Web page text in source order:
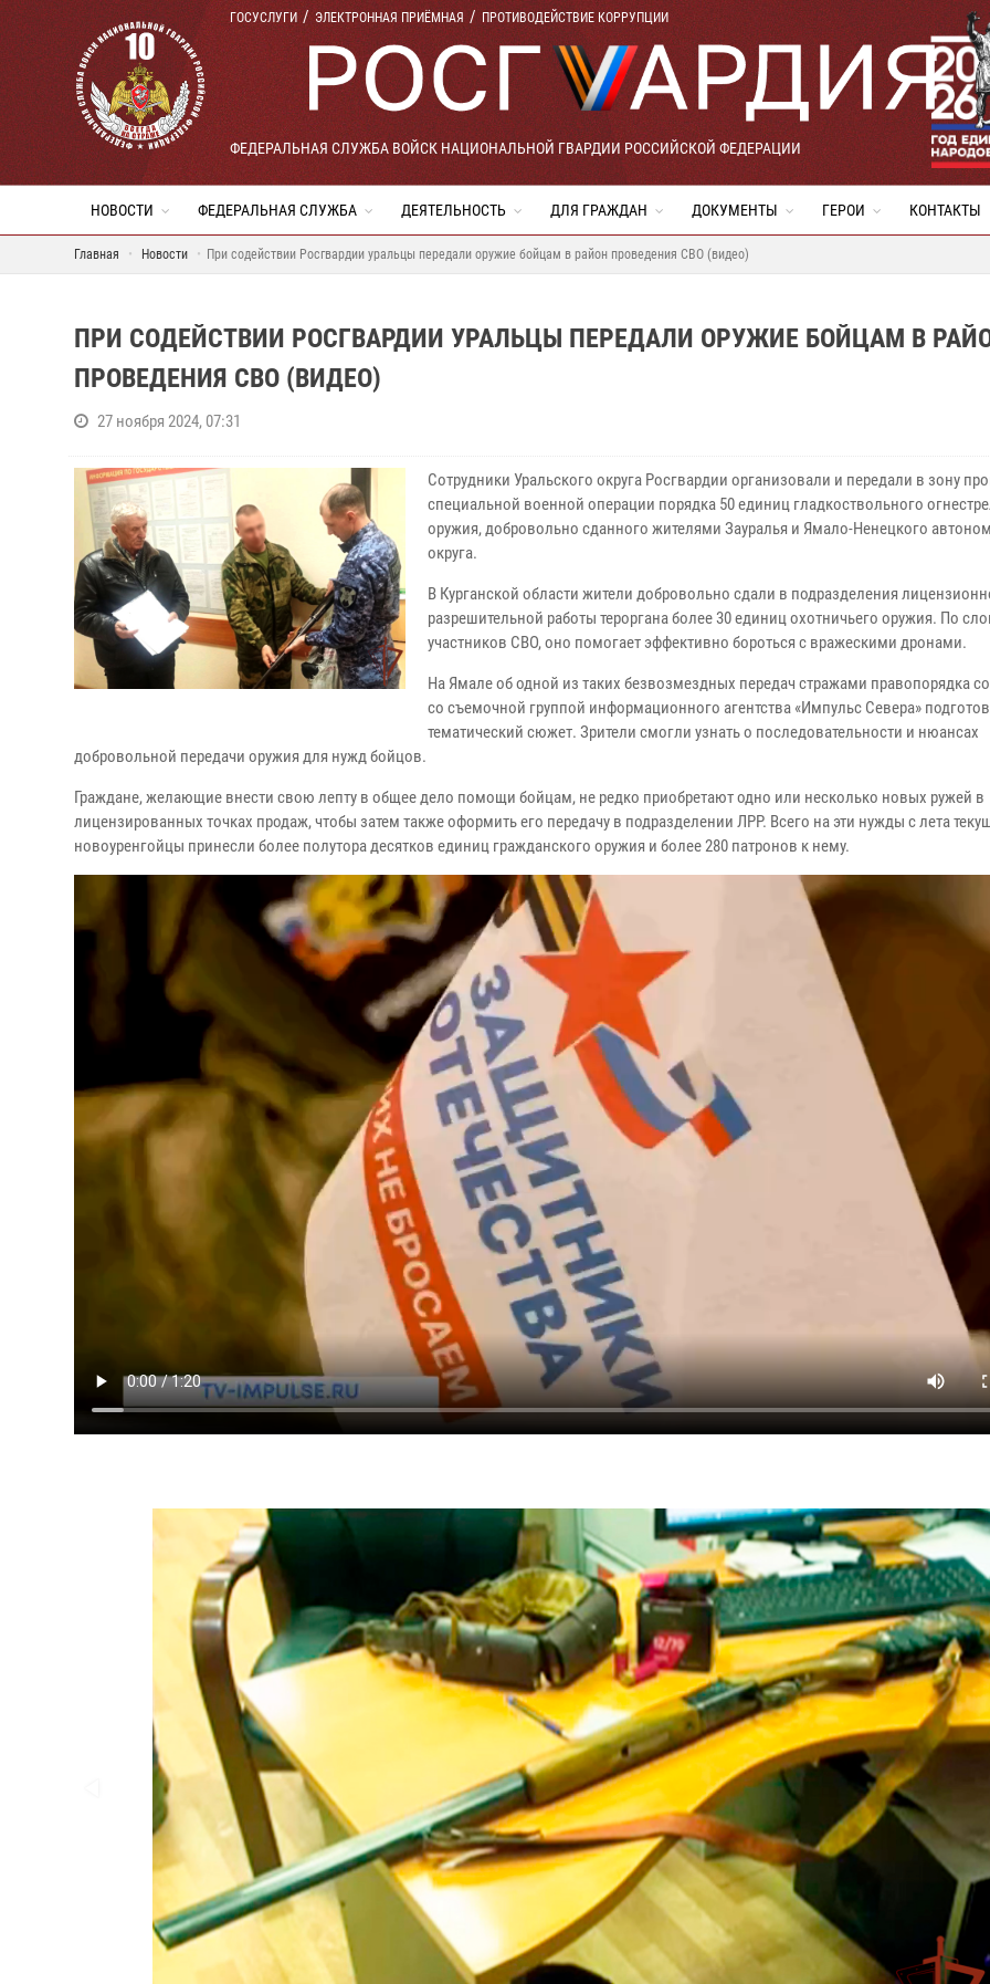
ГОСУСЛУГИ ЭЛЕКТРОННАЯ ПРИЁМНАЯ ПРОТИВОДЕЙСТВИЕ КОРРУПЦИИ
ФЕДЕРАЛЬНАЯ СЛУЖБА ВОЙСК НАЦИОНАЛЬНОЙ ГВАРДИИ РОССИЙСКОЙ ФЕДЕРАЦИИ
НОВОСТИ ФЕДЕРАЛЬНАЯ СЛУЖБА ДЕЯТЕЛЬНОСТЬ ДЛЯ ГРАЖДАН ДОКУМЕНТЫ ГЕРОИ КОНТАКТЫ
Главная Новости При содействии Росгвардии уральцы передали оружие бойцам в район проведения СВО (видео)
ПРИ СОДЕЙСТВИИ РОСГВАРДИИ УРАЛЬЦЫ ПЕРЕДАЛИ ОРУЖИЕ БОЙЦАМ В
ПРОВЕДЕНИЯ СВО (ВИДЕО)
27 ноября 2024, 07:31
Сотрудники Уральского округа Росгвардии организовали и передали в зону
специальной военной операции порядка 50 единиц гладкоствольного
оружия, добровольно сданного жителями Зауралья и Ямало-Ненецкого
округа.
В Курганской области жители добровольно сдали в подразделения
разрешительной работы тероргана более 30 единиц охотничьего оружия. По
участников СВО, оно помогает эффективно бороться с вражескими дронами.
На Ямале об одной из таких безвозмездных передач стражами правопорядка
со съемочной группой информационного агентства «Импульс Севера»
тематический сюжет. Зрители смогли узнать о последовательности и нюансах
добровольной передачи оружия для нужд бойцов.
Граждане, желающие внести свою лепту в общее дело помощи бойцам, не редко приобретают одно или несколько новых ружей в
лицензированных точках продаж, чтобы затем также оформить его передачу в подразделении ЛРР. Всего на эти нужды с лета
новоуренгойцы принесли более полутора десятков единиц гражданского оружия и более 280 патронов к нему.